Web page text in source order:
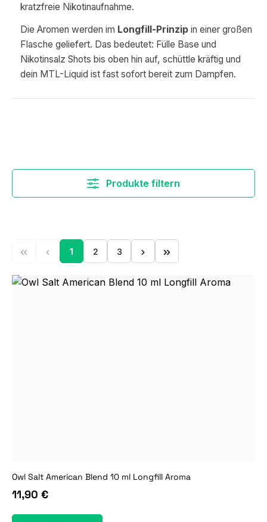
kratzfreie Nikotinaufnahme.
Die Aromen werden im Longfill-Prinzipin einer großen
Flasche geliefert. Das bedeutet: Fülle Base und
Nikotinsalz Shots bis oben hin auf, schüttle kräftig und
dein MTL-Liquid ist fast sofort bereit zum Dampfen.
Produkte filtern
Seite
1
Seite
2
Seite
3
Owl Salt American Blend 10 ml Longfill Aroma
11,90 €